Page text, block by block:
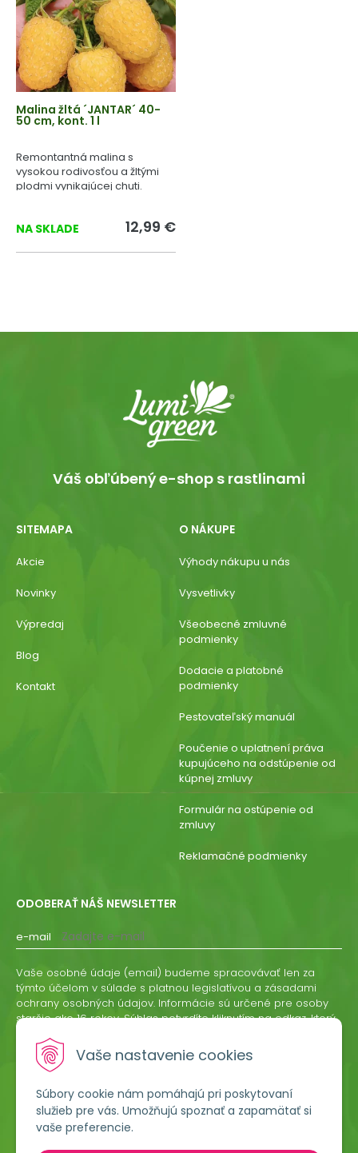
Vaše nastavenie cookies
Súbory cookie nám pomáhajú pri poskytovaní
služieb pre vás. Umožňujú spoznať a zapamätať si
vaše preferencie.
Malina žltá ´JANTAR´ 40-
50 cm, kont. 1 l
Remontantná malina s
vysokou rodivosťou a žltými
plodmi vynikajúcej chuti.
NA SKLADE 12,99 €
Váš obľúbený e-shop s rastlinami
SITEMAPA
Akcie
Novinky
Výpredaj
Blog
Kontakt
O NÁKUPE
Výhody nákupu u nás
Vysvetlivky
Všeobecné zmluvné
podmienky
Dodacie a platobné
podmienky
Pestovateľský manuál
Poučenie o uplatnení práva
kupujúceho na odstúpenie od
kúpnej zmluvy
Formulár na ostúpenie od
zmluvy
Reklamačné podmienky
ODOBERAŤ NÁŠ NEWSLETTER
e-mail
ODOBERAŤ
Vaše osobné údaje (email) budeme spracovávať len za
týmto účelom v súlade s platnou legislatívou a zásadami
ochrany osobných údajov. Informácie sú určené pre osoby
staršie ako 16 rokov. Súhlas potvrdíte kliknutím na odkaz, ktorý
odvolať písomne, emailom alebo kliknutím na odkaz z
ktoréhokoľvek informačného emailu.